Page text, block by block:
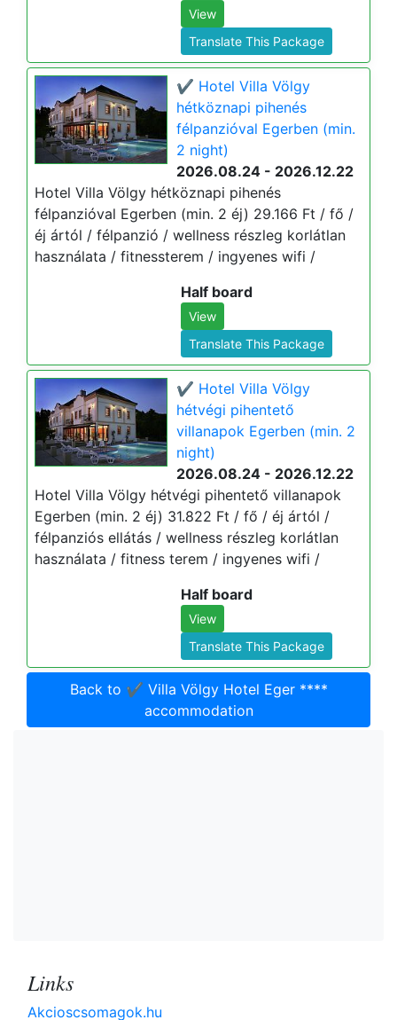
View
Translate This Package
✔️ Hotel Villa Völgy
hétköznapi pihenés
félpanzióval Egerben (min.
2 night)
2026.08.24 - 2026.12.22
Hotel Villa Völgy hétköznapi pihenés
félpanzióval Egerben (min. 2 éj) 29.166 Ft / fő /
éj ártól / félpanzió / wellness részleg korlátlan
használata / fitnessterem / ingyenes wifi /
Half board
View
Translate This Package
✔️ Hotel Villa Völgy
hétvégi pihentető
villanapok Egerben (min. 2
night)
2026.08.24 - 2026.12.22
Hotel Villa Völgy hétvégi pihentető villanapok
Egerben (min. 2 éj) 31.822 Ft / fő / éj ártól /
félpanziós ellátás / wellness részleg korlátlan
használata / fitness terem / ingyenes wifi /
Half board
View
Translate This Package
Back to ✔️ Villa Völgy Hotel Eger ****
accommodation
Links
Akcioscsomagok.hu